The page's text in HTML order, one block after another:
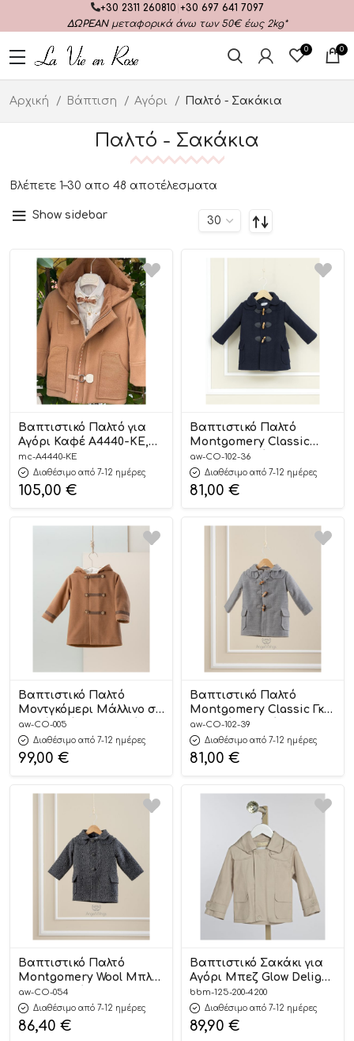
+30 2311 260810 +30 697 641 7097
ΔΩΡΕΑΝμεταφορικά άνω των 50€ έως 2kg*
0 0
Αρχική Βάπτιση Αγόρι Παλτό - Σακάκια
Παλτό - Σακάκια
Βλέπετε 1–30 απο 48 αποτέλεσματα
Show sidebar
Βαπτιστικό Παλτό για
Αγόρι Καφέ A4440-KE,
Mi Chiamo
mc-A4440-KE
Διαθέσιμο από 7-12 ημέρες
105,00 €
Βαπτιστικό Παλτό
Montgomery Classic
Μπλε για Αγόρι CO-102-
36, Angel Wings
aw-CO-102-36
Διαθέσιμο από 7-12 ημέρες
81,00 €
Βαπτιστικό Παλτό
Μοντγκόμερι Μάλλινο σε
Καφέ χρώμα για Αγόρι
CO-005, Angel Wings
aw-CO-005
Διαθέσιμο από 7-12 ημέρες
99,00 €
Βαπτιστικό Παλτό
Montgomery Classic Γκρι
Ανοιχτό για Αγόρι CO-
102-39, Angel Wings
aw-CO-102-39
Διαθέσιμο από 7-12 ημέρες
81,00 €
Βαπτιστικό Παλτό
Montgomery Wool Μπλε-
Γκρι για Αγόρι CO-054,
Angel Wings
aw-CO-054
Διαθέσιμο από 7-12 ημέρες
86,40 €
Βαπτιστικό Σακάκι για
Αγόρι Μπεζ Glow Delight
| 125.200.4200
bbm-125-200-4200
Διαθέσιμο από 7-12 ημέρες
89,90 €